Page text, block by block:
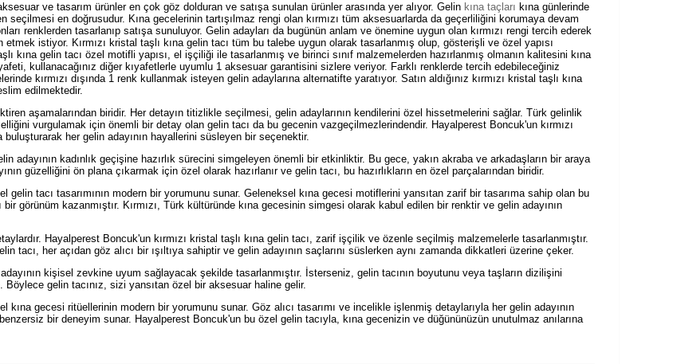
ve tasarım ürünler en çok göz dolduran ve satışa sunulan ürünler arasında yer alıyor. Gelin kına taçları kına günlerinde
en doğrusudur. Kına gecelerinin tartışılmaz rengi olan kırmızı tüm aksesuarlarda da geçerliliğini korumaya devam
renklerden tasarlanıp satışa sunuluyor. Gelin adayları da bugünün anlam ve önemine uygun olan kırmızı rengi tercih ederek
istiyor. Kırmızı kristal taşlı kına gelin tacı tüm bu talebe uygun olarak tasarlanmış olup, gösterişli ve özel yapısı
kına gelin tacı özel motifli yapısı, el işçiliği ile tasarlanmış ve birinci sınıf malzemelerden hazırlanmış olmanın kalitesini kına
kullanacağınız diğer kıyafetlerle uyumlu 1 aksesuar garantisini sizlere veriyor. Farklı renklerde tercih edebileceğiniz
kırmızı dışında 1 renk kullanmak isteyen gelin adaylarına alternatifte yaratıyor. Satın aldığınız kırmızı kristal taşlı kına
edilmektedir.
aşamalarından biridir. Her detayın titizlikle seçilmesi, gelin adaylarının kendilerini özel hissetmelerini sağlar. Türk gelinlik
vurgulamak için önemli bir detay olan gelin tacı da bu gecenin vazgeçilmezlerindendir. Hayalperest Boncuk'un kırmızı
her gelin adayının hayallerini süsleyen bir seçenektir.
adayının kadınlık geçişine hazırlık sürecini simgeleyen önemli bir etkinliktir. Bu gece, yakın akraba ve arkadaşların bir araya
güzelliğini ön plana çıkarmak için özel olarak hazırlanır ve gelin tacı, bu hazırlıkların en özel parçalarından biridir.
gelin tacı tasarımının modern bir yorumunu sunar. Geleneksel kına gecesi motiflerini yansıtan zarif bir tasarıma sahip olan bu
görünüm kazanmıştır. Kırmızı, Türk kültüründe kına gecesinin simgesi olarak kabul edilen bir renktir ve gelin adayının
Hayalperest Boncuk'un kırmızı kristal taşlı kına gelin tacı, zarif işçilik ve özenle seçilmiş malzemelerle tasarlanmıştır.
her açıdan göz alıcı bir ışıltıya sahiptir ve gelin adayının saçlarını süslerken aynı zamanda dikkatleri üzerine çeker.
kişisel zevkine uyum sağlayacak şekilde tasarlanmıştır. İsterseniz, gelin tacının boyutunu veya taşların dizilişini
gelin tacınız, sizi yansıtan özel bir aksesuar haline gelir.
kına gecesi ritüellerinin modern bir yorumunu sunar. Göz alıcı tasarımı ve incelikle işlenmiş detaylarıyla her gelin adayının
bir deneyim sunar. Hayalperest Boncuk'un bu özel gelin tacıyla, kına gecenizin ve düğününüzün unutulmaz anılarına